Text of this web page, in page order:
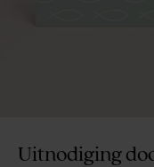
Uitnodiging